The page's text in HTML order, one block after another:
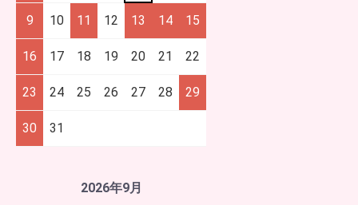
9 10 11 12 13 14 15
16 17 18 19 20 21 22
23 24 25 26 27 28 29
30 31
2026年9月